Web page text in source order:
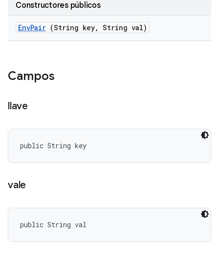
Constructores públicos
EnvPair (String key, String val)
Campos
llave
public String key
vale
public String val